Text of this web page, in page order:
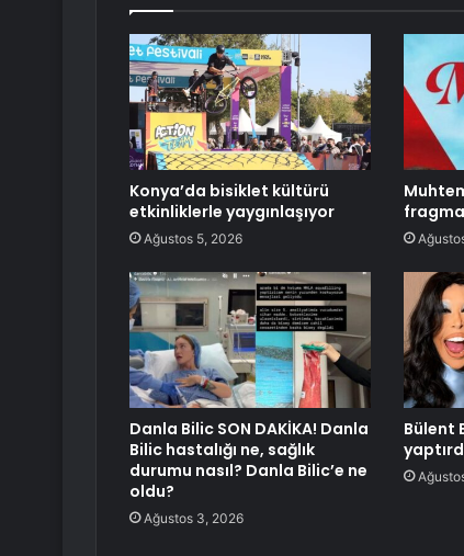
Konya’da bisiklet kültürü
etkinliklerle yaygınlaşıyor
Ağustos 5, 2026
Danla Bilic SON DAKİKA! Danla
Bilic hastalığı ne, sağlık
durumu nasıl? Danla Bilic’e ne
oldu?
Ağustos 3, 2026
Bülent